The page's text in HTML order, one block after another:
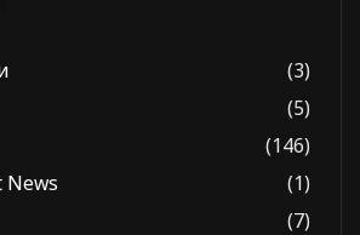
(3)
(5)
(146)
News
(1)
(7)